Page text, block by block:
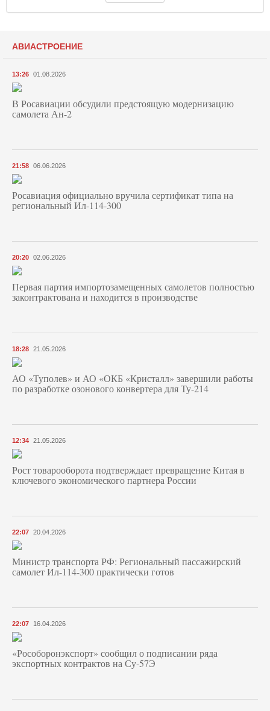
АВИАСТРОЕНИЕ
13:26 01.08.2026
В Росавиации обсудили предстоящую модернизацию
самолета Ан-2
21:58 06.06.2026
Росавиация официально вручила сертификат типа на
региональный Ил-114-300
20:20 02.06.2026
Первая партия импортозамещенных самолетов полностью
законтрактована и находится в производстве
18:28 21.05.2026
АО «Туполев» и АО «ОКБ «Кристалл» завершили работы
по разработке озонового конвертера для Ту-214
12:34 21.05.2026
Рост товарооборота подтверждает превращение Китая в
ключевого экономического партнера России
22:07 20.04.2026
Министр транспорта РФ: Региональный пассажирский
самолет Ил-114-300 практически готов
22:07 16.04.2026
«Рособоронэкспорт» сообщил о подписании ряда
экспортных контрактов на Су-57Э